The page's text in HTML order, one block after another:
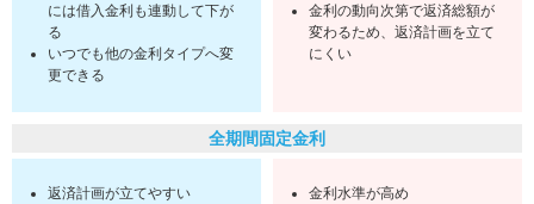
には借入金利も連動して下が
る
いつでも他の金利タイプへ変
更できる
金利の動向次第で返済総額が
変わるため、返済計画を立て
にくい
全期間固定金利
返済計画が立てやすい
金利水準が高め